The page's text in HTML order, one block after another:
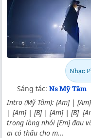
Nhạc
Sáng tác: Ns Mỹ Tâm
Intro (Mỹ Tâm): [Am] |
| [Am] | [B] | [Am] | [B]
trong lòng nhói [Em] đau
ai có thấu cho m...